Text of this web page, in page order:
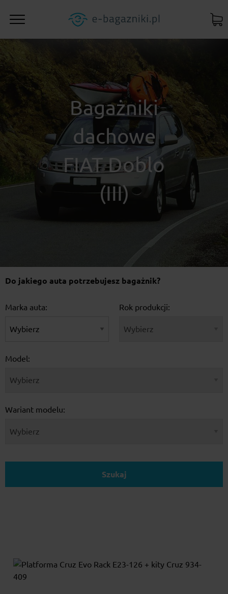
Bagażniki
dachowe
FIAT Doblo
(III)
Do jakiego auta potrzebujesz bagażnik?
Marka auta: Rok produkcji:
Model:
Wariant modelu:
Szukaj